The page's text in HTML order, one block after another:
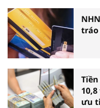
tráo
ưu